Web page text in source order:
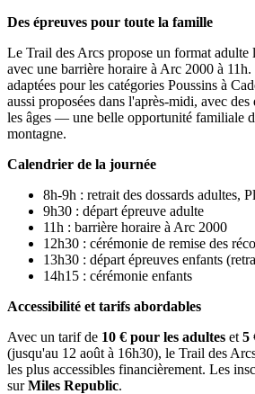
Des épreuves pour toute la famille
Le Trail des Arcs propose un format adulte
avec une barrière horaire à Arc 2000 à 11h.
adaptées pour les catégories Poussins à
aussi proposées dans l'après-midi, avec des
les âges — une belle opportunité familiale
montagne.
Calendrier de la journée
8h-9h : retrait des dossards adultes,
9h30 : départ épreuve adulte
11h : barrière horaire à Arc 2000
12h30 : cérémonie de remise des
13h30 : départ épreuves enfants
14h15 : cérémonie enfants
Accessibilité et tarifs abordables
Avec un tarif de 10 € pour les adultes et 5
(jusqu'au 12 août à 16h30), le Trail des
les plus accessibles financièrement. Les
surMiles Republic.